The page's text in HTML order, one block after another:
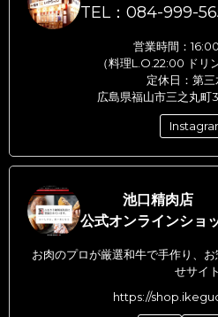
TEL：084-999-
営業時間：
（料理L.O.22:00 ドリ
定休日：第三
広島県福山市三之丸町
池口精肉店
公式オンラインショ
お肉のプロが厳選和牛で手作り、
せサイト
https://